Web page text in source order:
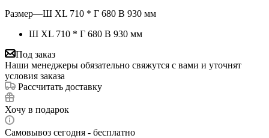
Размер—Ш XL 710 * Г 680 В 930 мм
Ш XL 710 * Г 680 В 930 мм
Под заказ
Наши менеджеры обязательно свяжутся с вами и уточнят
условия заказа
Рассчитать доставку
Хочу в подарок
Самовывоз сегодня - бесплатно